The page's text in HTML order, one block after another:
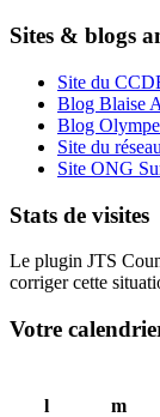
Sites & blogs
Site du
Blog Blaise
Blog
Site du
Site ONG
Stats de visites
Le plugin JTS
corriger cette
Votre
l
m